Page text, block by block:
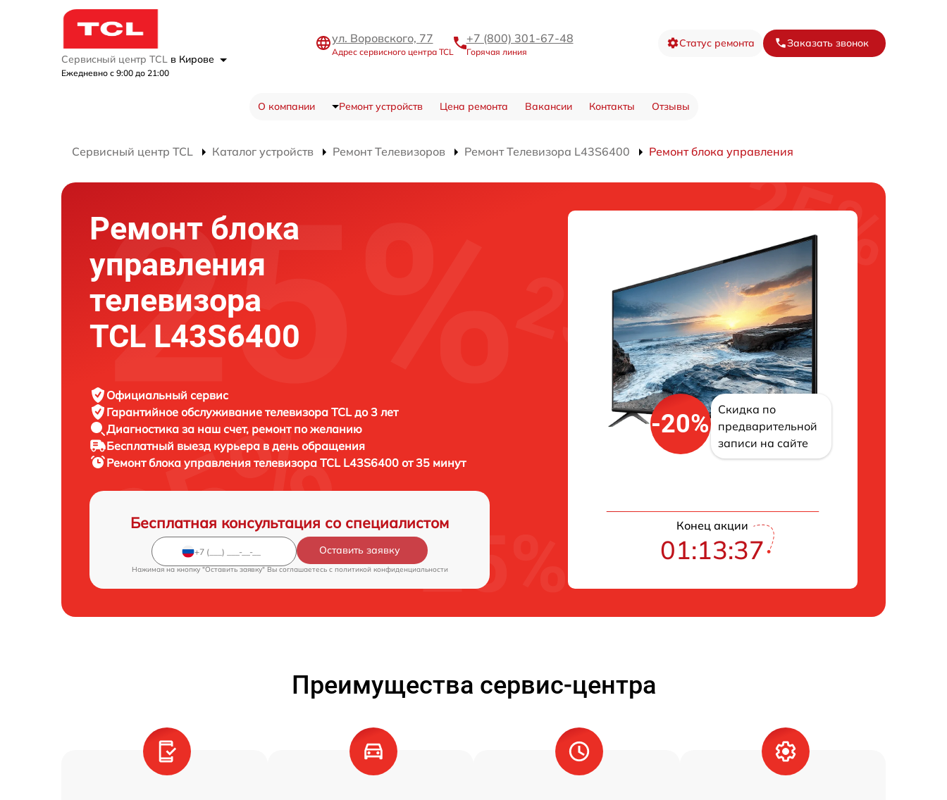
Сервисный центр TCL в Кирове
Ежедневно с 9:00 до 21:00
ул. Воровского, 77
Адрес сервисного центра TCL
+7 (800) 301-67-48
Горячая линия
Статус ремонта Заказать звонок
О компании Ремонт устройств Цена ремонта Вакансии Контакты Отзывы
Сервисный центр TCL Каталог устройств Ремонт Телевизоров Ремонт Телевизора L43S6400 Ремонт блока управления
Ремонт блока
управления
телевизора
TCL L43S6400
Официальный сервис
Гарантийное обслуживание телевизора TCL до 3 лет
Диагностика за наш счет, ремонт по желанию
Бесплатный выезд курьера в день обращения
Ремонт блока управления телевизора TCL L43S6400 от 35 минут
Бесплатная консультация со специалистом
Оставить заявку
Нажимая на кнопку "Оставить заявку" Вы соглашаетесь c политикой конфиденциальности
-20%
Скидка по
предварительной
записи на сайте
Конец акции
01:13:36
Преимущества сервис-центра